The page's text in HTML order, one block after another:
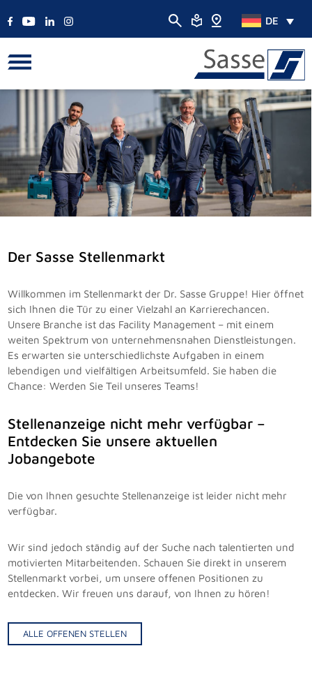
DE
Der Sasse Stellenmarkt
Willkommen im Stellenmarkt der Dr. Sasse Gruppe! Hier öffnet
sich Ihnen die Tür zu einer Vielzahl an Karrierechancen.
Unsere Branche ist das Facility Management – mit einem
weiten Spektrum von unternehmensnahen Dienstleistungen.
Es erwarten sie unterschiedlichste Aufgaben in einem
lebendigen und vielfältigen Arbeitsumfeld. Sie haben die
Chance: Werden Sie Teil unseres Teams!
Stellenanzeige nicht mehr verfügbar –
Entdecken Sie unsere aktuellen
Jobangebote
Die von Ihnen gesuchte Stellenanzeige ist leider nicht mehr
verfügbar.
Wir sind jedoch ständig auf der Suche nach talentierten und
motivierten Mitarbeitenden. Schauen Sie direkt in unserem
Stellenmarkt vorbei, um unsere offenen Positionen zu
entdecken. Wir freuen uns darauf, von Ihnen zu hören!
ALLE OFFENEN STELLEN